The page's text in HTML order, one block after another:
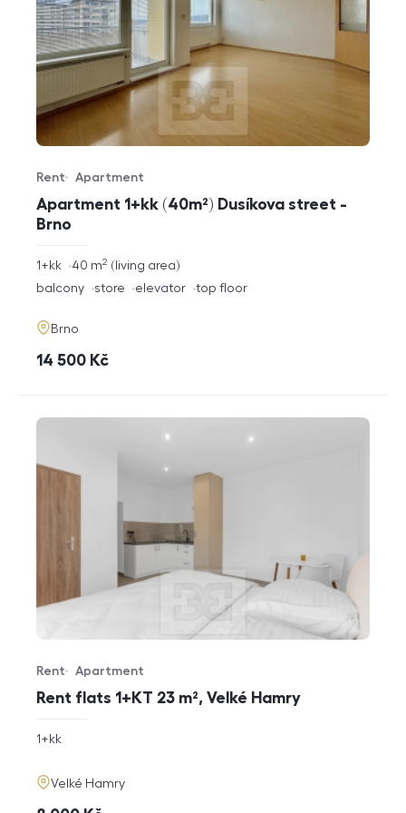
Apartment 1+kk (40m²) Dusíkova street -
Brno
Offer type
Rent
Property type
Apartment
rozměry
1+kk living area
40 m2
funkce
balcony store elevator top floor
adresa
Brno
cena
14 500 Kč
Rent flats 1+KT 23 m², Velké Hamry
Offer type
Rent
Property type
Apartment
rozměry
1+kk
adresa
Velké Hamry